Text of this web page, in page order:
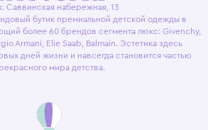
Саввинская набережная, 13
бутик премиальной детской одежды в
более 60 брендов сегмента люкс: Givenchy,
Armani, Elie Saab, Balmain. Эстетика здесь
дней жизни и навсегда становится частью
мира детства.